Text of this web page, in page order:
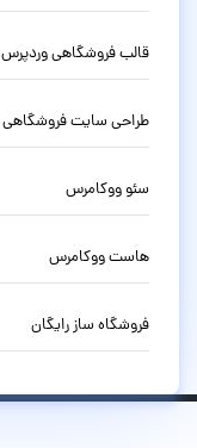
قالب فروشگاهی وردپرس
طراحی سایت فروشگاهی
سئو ووکامرس
هاست ووکامرس
فروشگاه ساز رایگان